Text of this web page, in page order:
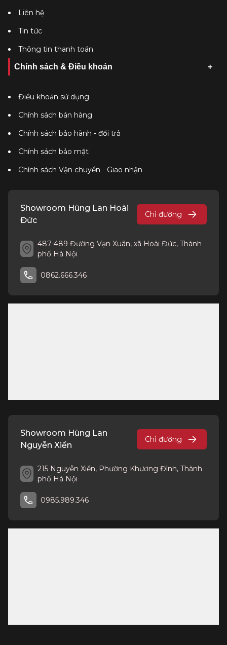
Liên hệ
Tin tức
Thông tin thanh toán
Chính sách & Điều khoản
Điều khoản sử dụng
Chính sách bán hàng
Chính sách bảo hành - đổi trả
Chính sách bảo mật
Chính sách Vận chuyển - Giao nhận
Showroom Hùng Lan Hoài
Đức
Chỉ đường
487-489 Đường Vạn Xuân, xã Hoài Đức, Thành
phố Hà Nội
0862.666.346
Showroom Hùng Lan
Nguyễn Xiển
Chỉ đường
215 Nguyễn Xiển, Phường Khương Đình, Thành
phố Hà Nội
0985.989.346